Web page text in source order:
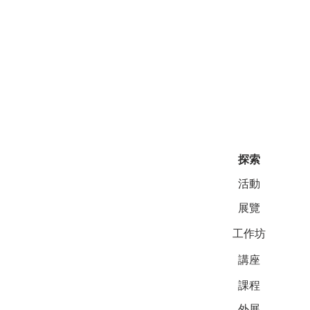
探索
活動
展覽
工作坊
講座
課程